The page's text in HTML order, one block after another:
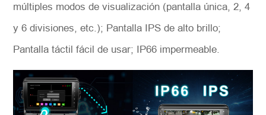
múltiples modos de visualización (pantalla única, 2, 4
y 6 divisiones, etc.); Pantalla IPS de alto brillo;
Pantalla táctil fácil de usar; IP66 impermeable.